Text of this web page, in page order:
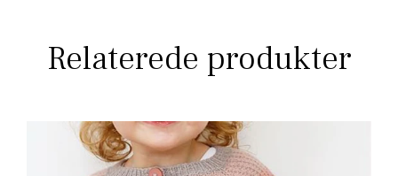
Relaterede produkter